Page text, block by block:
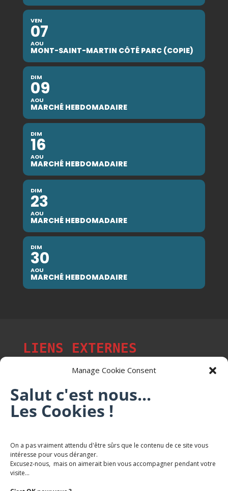
Manage Cookie Consent
Salut c'est nous...
Les Cookies !
On a pas vraiment attendu d'être sûrs que le contenu de ce site vous
intéresse pour vous déranger.
Excusez-nous, mais on aimerait bien vous accompagner pendant votre
visite...
VEN
07
AOU
MONT-SAINT-MARTIN CÔTÉ PARC (COPIE)
DIM
09
AOU
MARCHÉ HEBDOMADAIRE
DIM
16
AOU
MARCHÉ HEBDOMADAIRE
DIM
23
AOU
MARCHÉ HEBDOMADAIRE
DIM
30
AOU
MARCHÉ HEBDOMADAIRE
LIENS EXTERNES
Les p'tits citoyens de Mont-Saint-Martin
Trail Saintmartinois Daniel FEITE
Karaté Mont Saint Martin